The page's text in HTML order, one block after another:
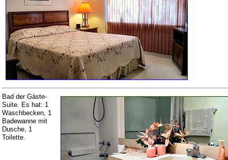
Bad der Gäste-
Suite. Es hat: 1
Waschbecken, 1
Badewanne mit
Dusche, 1
Toilette.